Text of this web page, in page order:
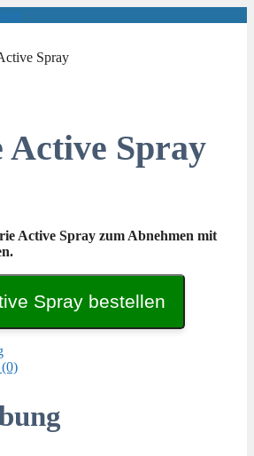
Spray
Active Spray
€.
Active Spray zum Abnehmen mit
Spray bestellen
(0)